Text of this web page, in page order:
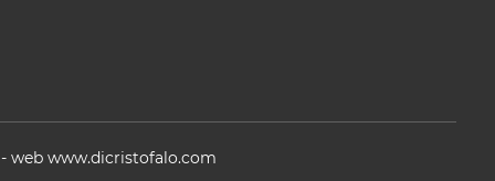
web www.dicristofalo.com